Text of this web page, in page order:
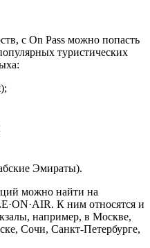
с On Pass можно попасть
туристических
Эмираты).
можно найти на
К ним относятся и
например, в Москве,
Сочи, Санкт-Петербурге,